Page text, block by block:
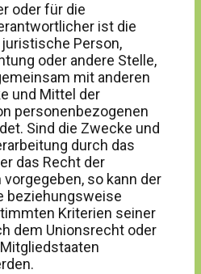
oder für die
ist die
Person,
oder andere Stelle,
mit anderen
und Mittel der
personenbezogenen
Sind die Zwecke und
durch das
das Recht der
so kann der
beziehungsweise
Kriterien seiner
dem Unionsrecht oder